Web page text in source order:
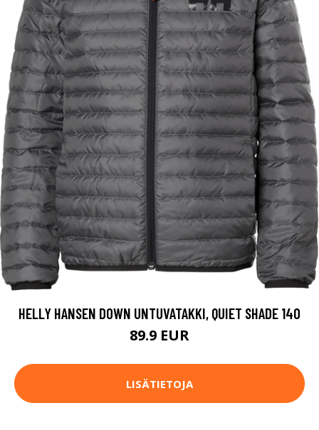
HELLY HANSEN DOWN UNTUVATAKKI, QUIET SHADE 140
89.9 EUR
LISÄTIETOJA